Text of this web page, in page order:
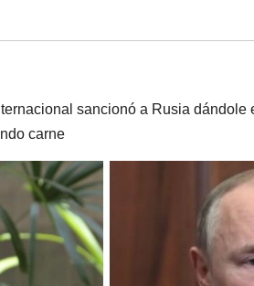
sancionó a Rusia dándole
carne